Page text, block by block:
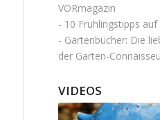
VORmagazin
- 10 Frühlingstipps
- Gartenbücher: Die
der Garten-
VIDEOS